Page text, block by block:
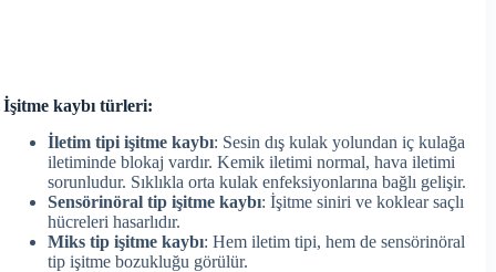
İşitme kaybı türleri:
İletim tipi işitme kaybı: Sesin dış kulak yolundan iç kulağa
iletiminde blokaj vardır. Kemik iletimi normal, hava iletimi
sorunludur. Sıklıkla orta kulak enfeksiyonlarına bağlı gelişir.
Sensörinöral tip işitme kaybı: İşitme siniri ve koklear saçlı
hücreleri hasarlıdır.
Miks tip işitme kaybı: Hem iletim tipi, hem de sensörinöral
tip işitme bozukluğu görülür.